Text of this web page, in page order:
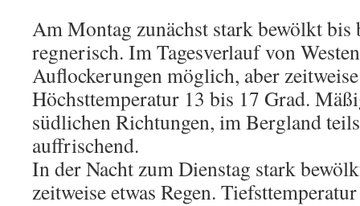
Am Montag zunächst stark bewölkt bis
regnerisch. Im Tagesverlauf von
Auflockerungen möglich, aber
Höchsttemperatur 13 bis 17 Grad.
südlichen Richtungen, im Bergland
auffrischend.
In der Nacht zum Dienstag stark
zeitweise etwas Regen.